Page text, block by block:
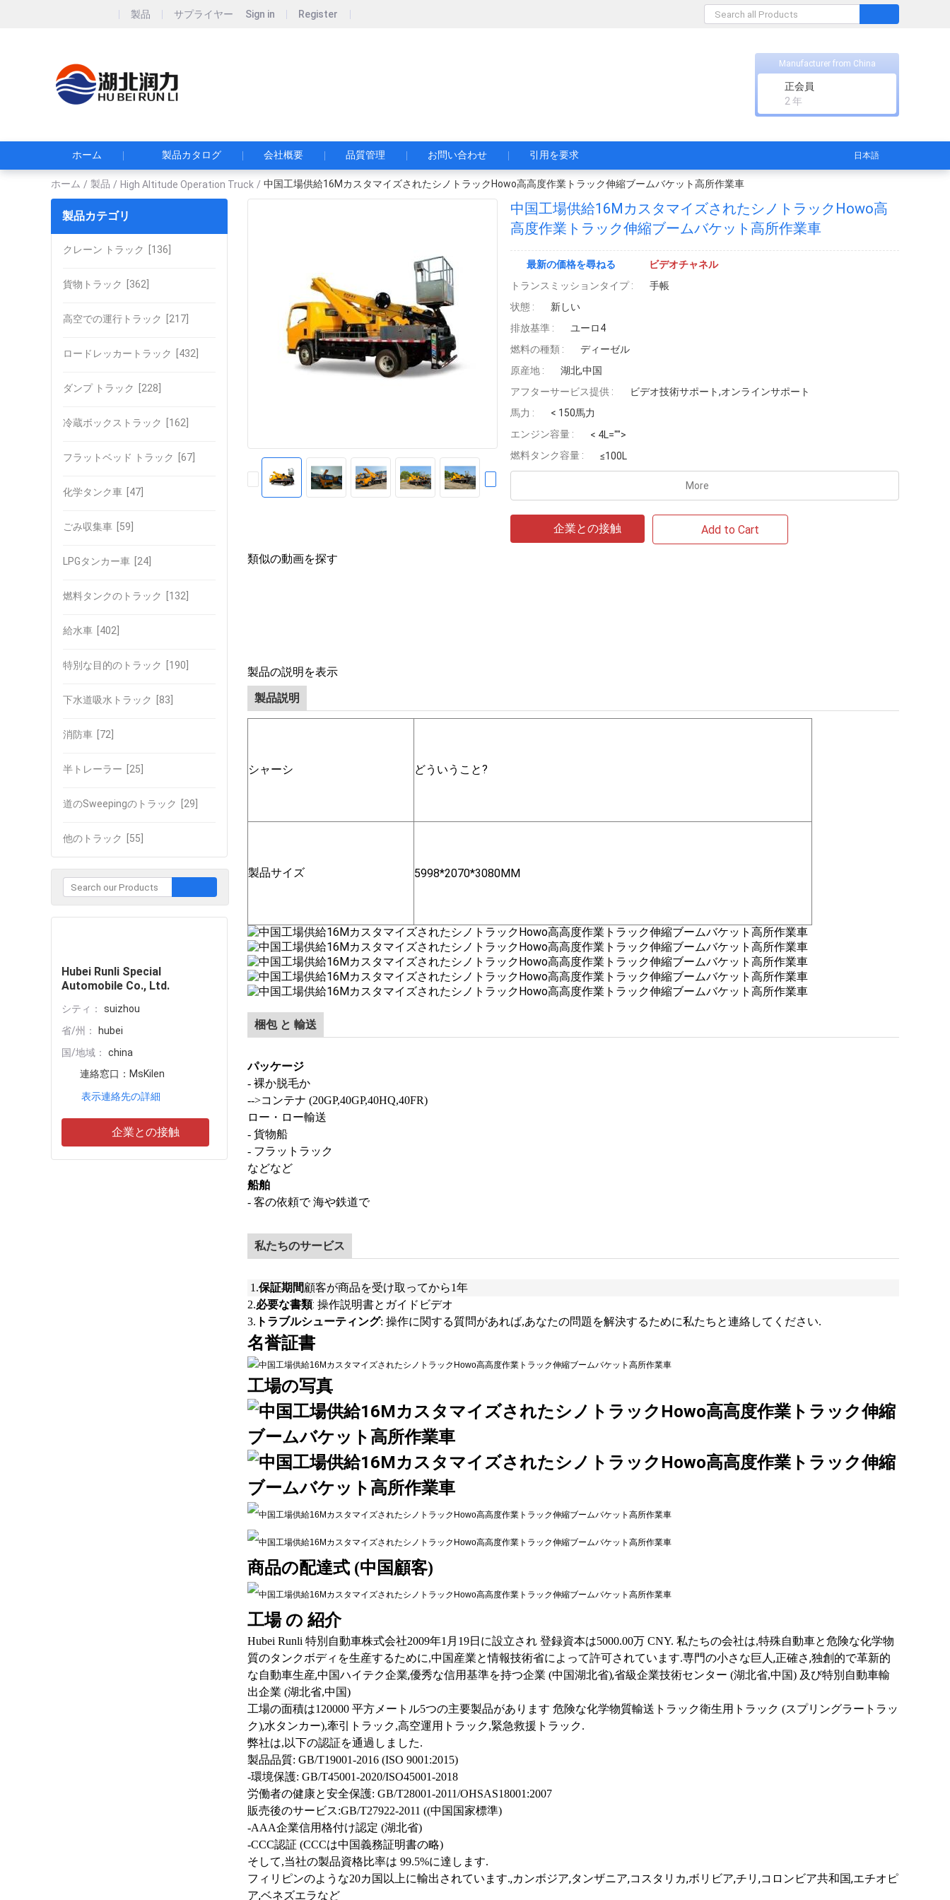
製品 サプライヤー Sign in Register
Manufacturer from China
正会員
2 年
ホーム 製品カタログ 会社概要 品質管理 お問い合わせ 引用を要求 日本語
ホーム / 製品 / High Altitude Operation Truck / 中国工場供給16MカスタマイズされたシノトラックHowo高高度作業トラック伸縮ブームバケット高所作業車
製品カテゴリ
クレーン トラック [136]
貨物トラック [362]
高空での運行トラック [217]
ロードレッカートラック [432]
ダンプ トラック [228]
冷蔵ボックストラック [162]
フラットベッド トラック [67]
化学タンク車 [47]
ごみ収集車 [59]
LPGタンカー車 [24]
燃料タンクのトラック [132]
給水車 [402]
特別な目的のトラック [190]
下水道吸水トラック [83]
消防車 [72]
半トレーラー [25]
道のSweepingのトラック [29]
他のトラック [55]
Hubei Runli Special
Automobile Co., Ltd.
シティ：
suizhou
省/州：
hubei
国/地域：
china
連絡窓口： MsKilen
表示連絡先の詳細
企業との接触
中国工場供給16MカスタマイズされたシノトラックHowo高
高度作業トラック伸縮ブームバケット高所作業車
最新の価格を尋ねる
ビデオチャネル
トランスミッションタイプ :
手帳
状態 :
新しい
排放基準 :
ユーロ4
燃料の種類 :
ディーゼル
原産地 :
湖北,中国
アフターサービス提供 :
ビデオ技術サポート,オンラインサポート
馬力 :
< 150馬力
エンジン容量 :
< 4L="">
燃料タンク容量 :
≤100L
More
企業との接触 Add to Cart
類似の動画を探す
製品の説明を表示
製品説明
シャーシ どういうこと?
製品サイズ 5998*2070*3080MM
梱包 と 輸送
パッケージ
- 裸か脱毛か
-->コンテナ (20GP,40GP,40HQ,40FR)
ロー・ロー輸送
- 貨物船
- フラットラック
などなど
船舶
- 客の依頼で 海や鉄道で
私たちのサービス
1.保証期間顧客が商品を受け取ってから1年
2.必要な書類: 操作説明書とガイドビデオ
3. トラブルシューティング: 操作に関する質問があれば,あなたの問題を解決するために私たちと連絡してください.
名誉証書
工場の写真
商品の配達式 (中国顧客)
工場 の 紹介
Hubei Runli 特別自動車株式会社2009年1月19日に設立され 登録資本は5000.00万 CNY. 私たちの会社は,特殊自動車と危険な化学物
質のタンクボディを生産するために,中国産業と情報技術省によって許可されています.専門の小さな巨人 ,正確さ,独創的で革新的
な自動車生産,中国ハイテク企業,優秀な信用基準を持つ企業 (中国湖北省),省級企業技術センター (湖北省,中国) 及び特別自動車輸
出企業 (湖北省,中国)
工場の面積は120000 平方メートル5つの主要製品があります 危険な化学物質輸送トラック衛生用トラック (スプリングラートラッ
ク),水タンカー),牽引トラック,高空運用トラック,緊急救援トラック.
弊社は,以下の認証を通過しました.
製品品質: GB/T19001-2016 (ISO 9001:2015)
-環境保護: GB/T45001-2020/ISO45001-2018
労働者の健康と安全保護: GB/T28001-2011/OHSAS18001:2007
販売後のサービス:GB/T27922-2011 ((中国国家標準)
-AAA企業信用格付け認定 (湖北省)
-CCC認証 (CCCは中国義務証明書の略)
そして,当社の製品資格比率は 99.5%に達します.
フィリピンのような20カ国以上に輸出されています.,カンボジア,タンザニア,コスタリカ,ボリビア,チリ ,コロンビア共和国,エチオピ
ア,ベネズエラなど